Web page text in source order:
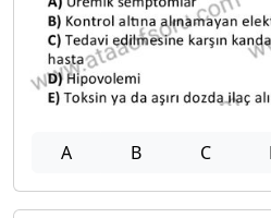
A B C